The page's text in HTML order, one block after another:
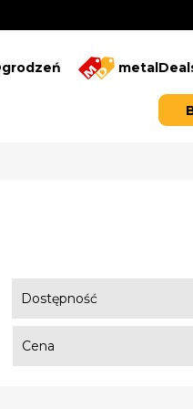
Dostępność
Cena